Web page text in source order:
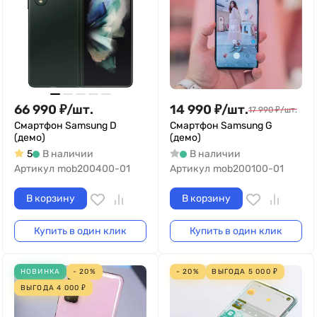
66 990 ₽/шт.
Смартфон Samsung D
(демо)
5
В наличии
Артикул mob200400-01
В корзину
Купить в один клик
14 990 ₽/шт.17 990 ₽/шт.
Смартфон Samsung G
(демо)
В наличии
Артикул mob200100-01
В корзину
Купить в один клик
НОВИНКА
- 20%
ВЫГОДА4 000 ₽
- 20% ВЫГОДА 5 000 ₽